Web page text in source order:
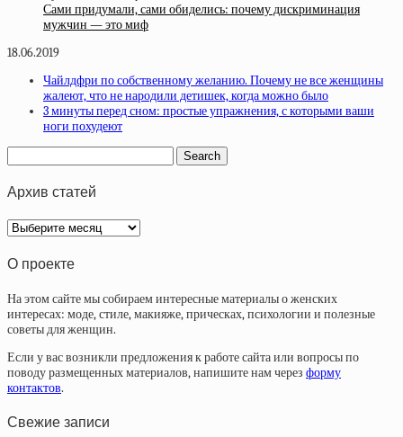
Сами придумали, сами обиделись: почему дискриминация
мужчин — это миф
18.06.2019
Чайлдфри по собственному желанию. Почему не все женщины
жалеют, что не народили детишек, когда можно было
3 минуты перед сном: простые упражнения, с которыми ваши
ноги похудеют
Архив статей
Архив
статей
О проекте
На этом сайте мы собираем интересные материалы о женских
интересах: моде, стиле, макияже, прическах, психологии и полезные
советы для женщин.
Если у вас возникли предложения к работе сайта или вопросы по
поводу размещенных материалов, напишите нам через форму
контактов.
Свежие записи